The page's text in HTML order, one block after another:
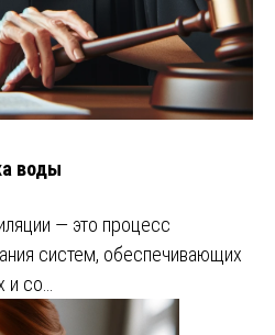
воды
— это процесс
систем, обеспечивающих
со…